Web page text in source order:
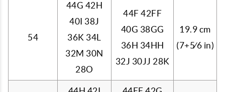
54
44G 42H
40I 38J
36K 34L
32M 30N
28O
44F 42FF
40G 38GG
36H 34HH
32J 30JJ 28K
19.9 cm
(7+5⁄6 in)